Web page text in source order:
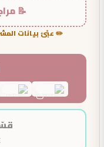
📝
✏️ عبّئ بيانات
٤